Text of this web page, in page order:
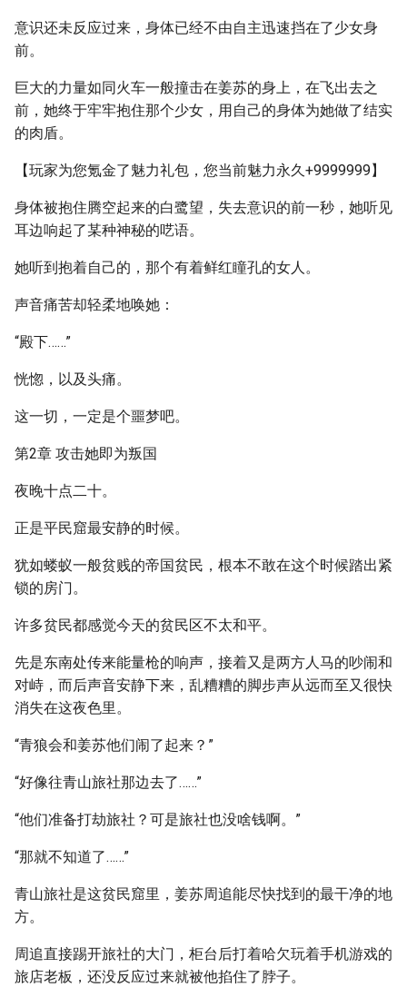
意识还未反应过来，身体已经不由自主迅速挡在了少女身
前。
巨大的力量如同火车一般撞击在姜苏的身上，在飞出去之
前，她终于牢牢抱住那个少女，用自己的身体为她做了结实
的肉盾。
【玩家为您氪金了魅力礼包，您当前魅力永久+9999999】
身体被抱住腾空起来的白鹭望，失去意识的前一秒，她听见
耳边响起了某种神秘的呓语。
她听到抱着自己的，那个有着鲜红瞳孔的女人。
声音痛苦却轻柔地唤她：
“殿下……”
恍惚，以及头痛。
这一切，一定是个噩梦吧。
第2章 攻击她即为叛国
夜晚十点二十。
正是平民窟最安静的时候。
犹如蝼蚁一般贫贱的帝国贫民，根本不敢在这个时候踏出紧
锁的房门。
许多贫民都感觉今天的贫民区不太和平。
先是东南处传来能量枪的响声，接着又是两方人马的吵闹和
对峙，而后声音安静下来，乱糟糟的脚步声从远而至又很快
消失在这夜色里。
“青狼会和姜苏他们闹了起来？”
“好像往青山旅社那边去了……”
“他们准备打劫旅社？可是旅社也没啥钱啊。”
“那就不知道了……”
青山旅社是这贫民窟里，姜苏周追能尽快找到的最干净的地
方。
周追直接踢开旅社的大门，柜台后打着哈欠玩着手机游戏的
旅店老板，还没反应过来就被他掐住了脖子。